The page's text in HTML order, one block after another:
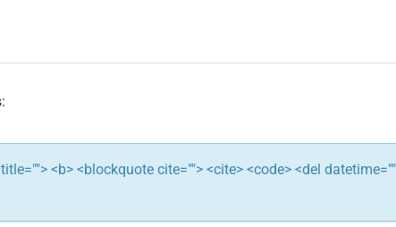
<b> <blockquote cite=""> <cite> <code> <del